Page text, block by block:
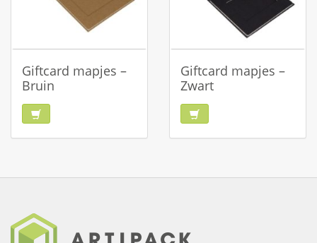
Giftcard mapjes –
Bruin
Giftcard mapjes –
Zwart